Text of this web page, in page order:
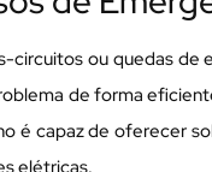
circuitos ou quedas
de forma
é capaz de oferecer
elétricas.